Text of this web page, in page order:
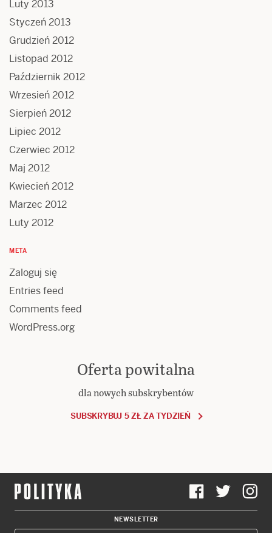
Luty 2013
Styczeń 2013
Grudzień 2012
Listopad 2012
Październik 2012
Wrzesień 2012
Sierpień 2012
Lipiec 2012
Czerwiec 2012
Maj 2012
Kwiecień 2012
Marzec 2012
Luty 2012
META
Zaloguj się
Entries feed
Comments feed
WordPress.org
Oferta powitalna
dla nowych subskrybentów
SUBSKRYBUJ 5 ZŁ ZA TYDZIEŃ
NEWSLETTER